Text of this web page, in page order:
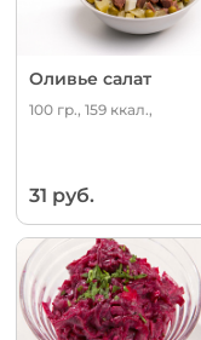
Оливье салат
100 гр., 159 ккал.,
31 руб.